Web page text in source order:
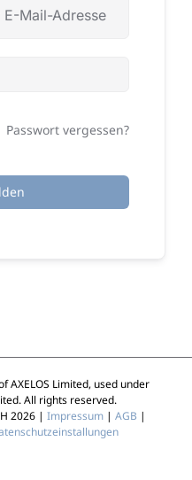
Passwort vergessen?
Limited, used under
All rights reserved.
2026 | Impressum | AGB |